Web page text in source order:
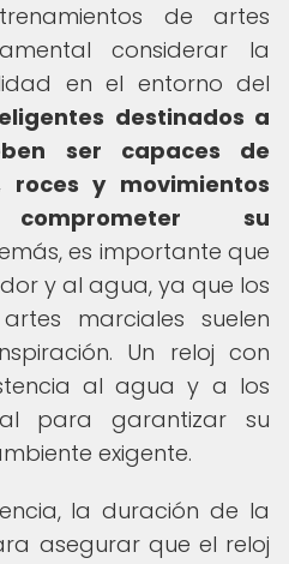
de artes
considerar la
en el entorno del
destinados a
ser capaces de
roces y movimientos
su
es importante que
y al agua, ya que los
marciales suelen
Un reloj con
al agua y a los
para garantizar su
exigente.
la duración de la
asegurar que el reloj